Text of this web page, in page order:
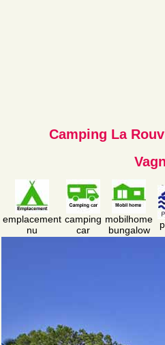
Camping La
emplacement
nu
camping
car
mobilhome
bungalow